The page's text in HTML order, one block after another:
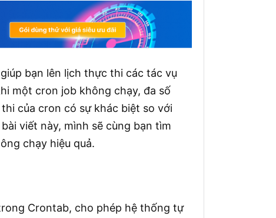
bạn lên lịch thực thi các tác vụ
một cron job không chạy, đa số
của cron có sự khác biệt so với
viết này, mình sẽ cùng bạn tìm
chạy hiệu quả.
Crontab, cho phép hệ thống tự